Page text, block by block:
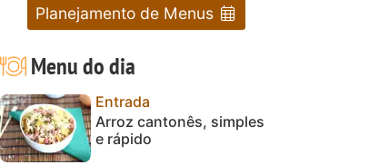
Planejamento de Menus
Menu do dia
Entrada
Arroz cantonês, simples
e rápido